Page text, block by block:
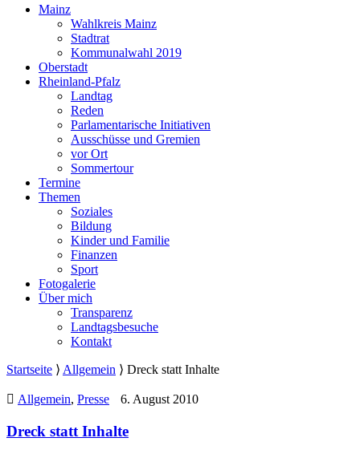
Mainz
Wahlkreis Mainz
Stadtrat
Kommunalwahl 2019
Oberstadt
Rheinland-Pfalz
Landtag
Reden
Parlamentarische Initiativen
Ausschüsse und Gremien
vor Ort
Sommertour
Termine
Themen
Soziales
Bildung
Kinder und Familie
Finanzen
Sport
Fotogalerie
Über mich
Transparenz
Landtagsbesuche
Kontakt
Startseite ⟩ Allgemein ⟩ Dreck statt Inhalte
Allgemein, Presse 6. August 2010
Dreck statt Inhalte